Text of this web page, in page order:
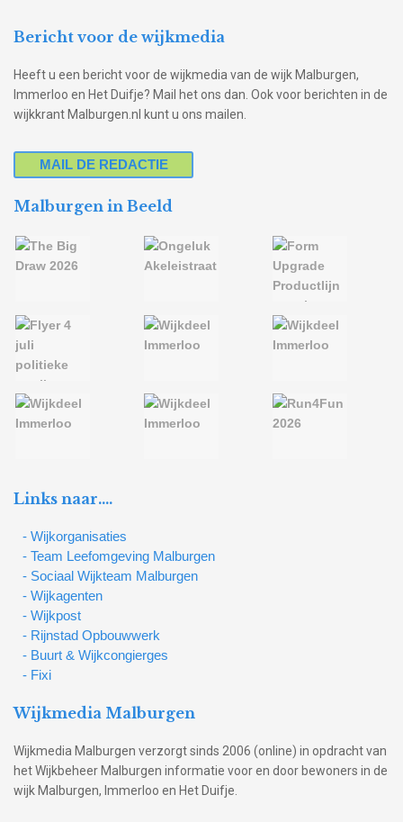
Bericht voor de wijkmedia
Heeft u een bericht voor de wijkmedia van de wijk Malburgen,
Immerloo en Het Duifje? Mail het ons dan. Ook voor berichten in de
wijkkrant Malburgen.nl kunt u ons mailen.
MAIL DE REDACTIE
Malburgen in Beeld
Links naar….
- Wijkorganisaties
- Team Leefomgeving Malburgen
- Sociaal Wijkteam Malburgen
- Wijkagenten
- Wijkpost
- Rijnstad Opbouwwerk
- Buurt & Wijkcongierges
- Fixi
Wijkmedia Malburgen
Wijkmedia Malburgen verzorgt sinds 2006 (online) in opdracht van
het Wijkbeheer Malburgen informatie voor en door bewoners in de
wijk Malburgen, Immerloo en Het Duifje.